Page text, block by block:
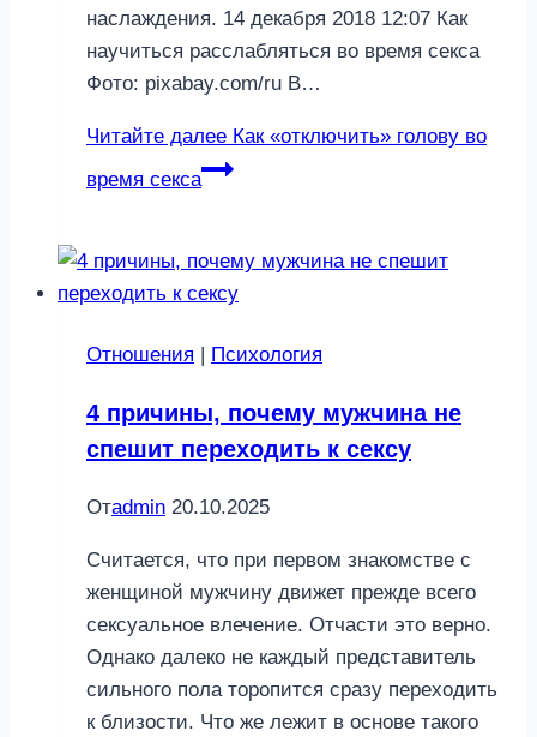
наслаждения. 14 декабря 2018 12:07 Как
научиться расслабляться во время секса
Фото: pixabay.com/ru В…
Читайте далее Как «отключить» голову во
время секса
Отношения Психология
4 причины, почему мужчина не
спешит переходить к сексу
Отadmin 20.10.2025
Считается, что при первом знакомстве с
женщиной мужчину движет прежде всего
сексуальное влечение. Отчасти это верно.
Однако далеко не каждый представитель
сильного пола торопится сразу переходить
к близости. Что же лежит в основе такого